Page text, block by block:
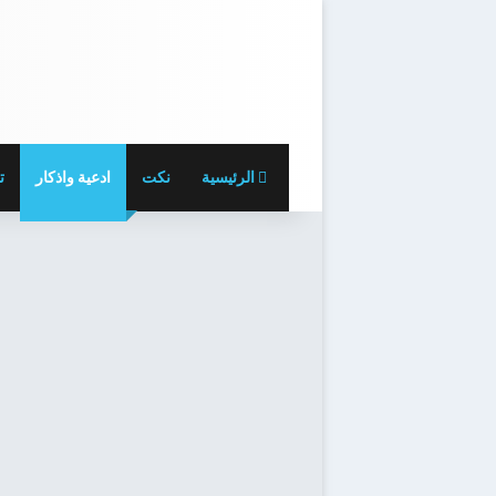
الرئيسية نكت ادعية واذكار